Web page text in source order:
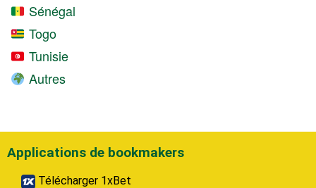
Sénégal
Togo
Tunisie
Autres
Applications de bookmakers
Télécharger 1xBet